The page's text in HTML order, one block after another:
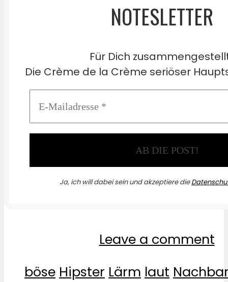
NOTESLETTER
Für Dich
Die Crème de la Crème seriöser
Ja, ich will dabei sein und akzeptiere die
Leave a comment
böse Hipster Lärm laut